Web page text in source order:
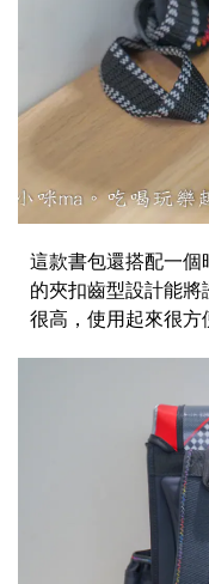
這款書包還搭配一
的夾扣齒型設計能
很高，使用起來很方